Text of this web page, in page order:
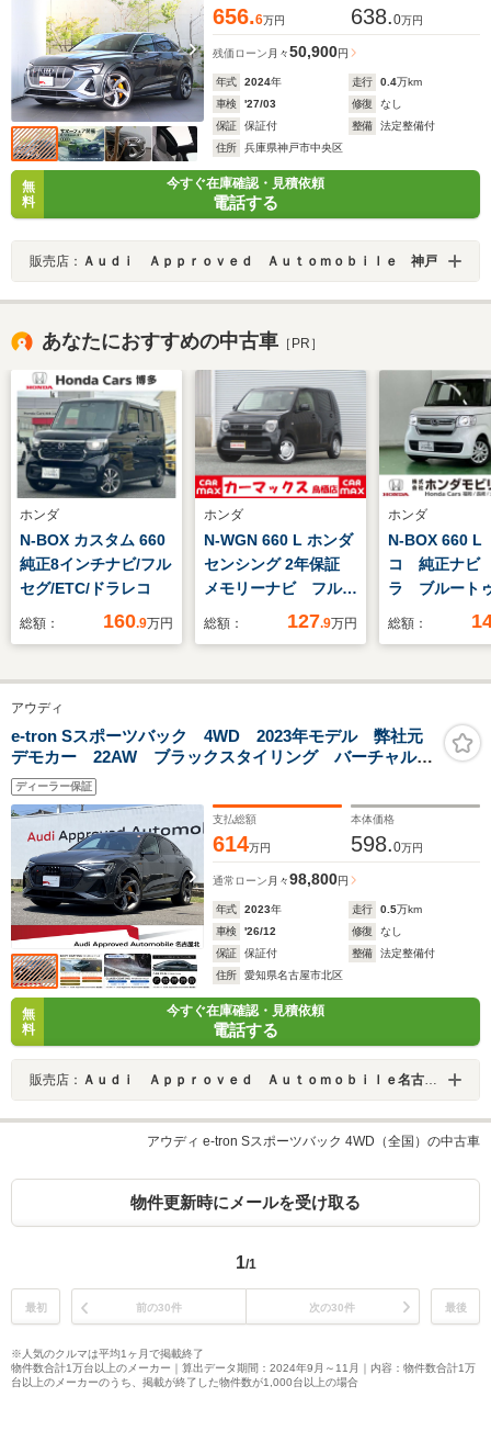
656.6万円 638.0万円
残価ローン 月々50,900円
年式 2024年 走行 0.4万km
車検
'27/03 修復
なし
保証
保証付 整備
法定整備付
住所
兵庫県神戸市中央区
無
料
今すぐ在庫確認・見積依頼
電話する
販売店： Ａｕｄｉ Ａｐｐｒｏｖｅｄ Ａｕｔｏｍｏｂｉｌｅ 神戸
あなたにおすすめの中古車 ［PR］
ホンダ
N-BOX カスタム 660
純正8インチナビ/フル
セグ/ETC/ドラレコ
総額： 160.9万円
ホンダ
N-WGN 660 L ホンダ
センシング 2年保証
メモリーナビ フルセ
グ バックカメラ ホ
総額： 127.9万円
ホンダ
N-BOX 660 L
コ 純正ナビ
ラ ブルート
総額：
アウディ
e-tron Sスポーツバック 4WD 2023年モデル 弊社元
デモカー 22AW ブラックスタイリング バーチャルエ
クステリアミラー デジタルマトリクスLED パノラマ
サンルーフ ブラックレザーシート シートヒーター
電動テールゲート 電動シート
ディーラー保証
支払総額
614万円
本体価格
598.0万円
通常ローン 月々98,800円
年式 2023年 走行 0.5万km
車検
'26/12 修復
なし
保証
保証付 整備
法定整備付
住所
愛知県名古屋市北区
無
料
今すぐ在庫確認・見積依頼
電話する
販売店： Ａｕｄｉ Ａｐｐｒｏｖｅｄ Ａｕｔｏｍｏｂｉｌｅ名古屋北
アウディ e-tron Sスポーツバック 4WD（全国）の中古車
物件更新時にメールを受け取る
1/1
最初 前の30件 次の30件 最後
※人気のクルマは平均1ヶ月で掲載終了
物件数合計1万台以上のメーカー｜算出データ期間：2024年9月～11月｜内容：物件数合計1万
台以上のメーカーのうち、掲載が終了した物件数が1,000台以上の場合